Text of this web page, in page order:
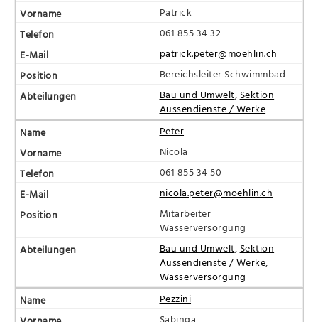
Patrick
061 855 34 32
patrick.peter@moehlin.ch
Bereichsleiter Schwimmbad
Bau und Umwelt, Sektion
Aussendienste / Werke
Peter
Nicola
061 855 34 50
nicola.peter@moehlin.ch
Mitarbeiter
Wasserversorgung
Bau und Umwelt, Sektion
Aussendienste / Werke,
Wasserversorgung
Pezzini